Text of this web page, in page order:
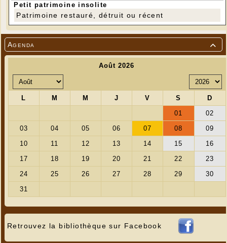

Agenda
Retrouvez la bibliothèque sur Facebook
:asso.yogalife46@gmail.com
Petit patrimoine insolite
Patrimoine restauré, détruit ou récent